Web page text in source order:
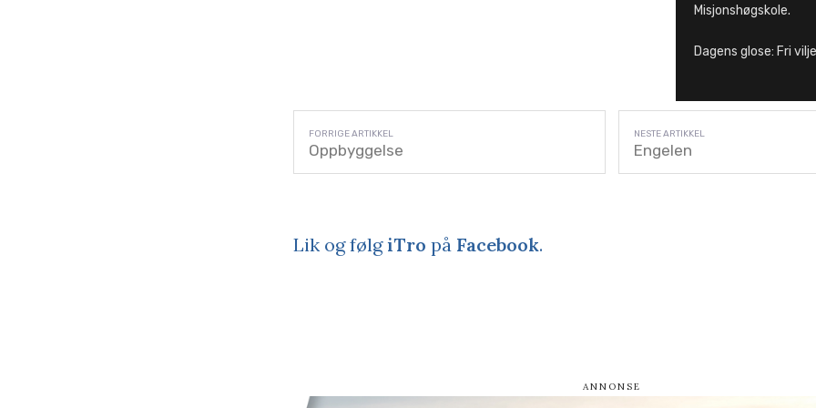
Misjonshøgskole.
Dagens glose: Fri vilje
Oppbyggelse Engelen
Lik og følgiTro på Facebook.